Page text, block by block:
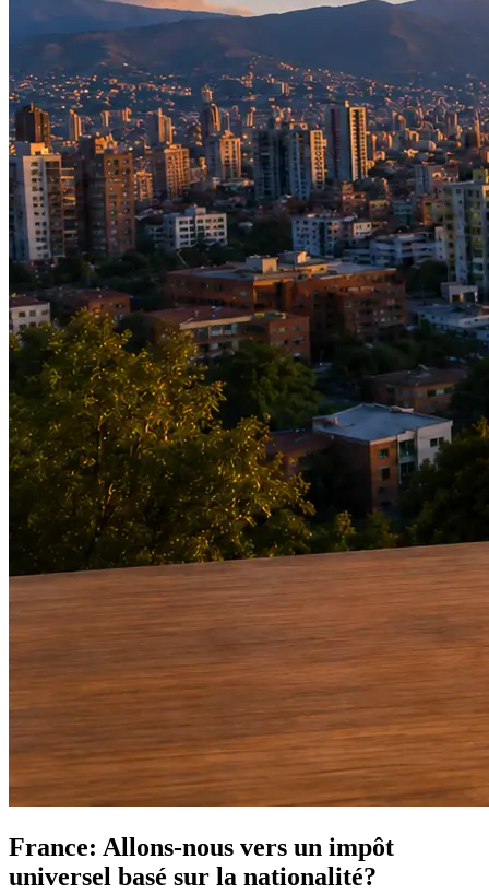
France: Allons-nous vers un impôt
universel basé sur la nationalité?